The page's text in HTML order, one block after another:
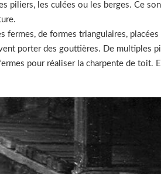
piliers, les culées ou les berges. Ce
fermes, de formes triangulaires,
porter des gouttières. De multiples
pour réaliser la charpente de toit.